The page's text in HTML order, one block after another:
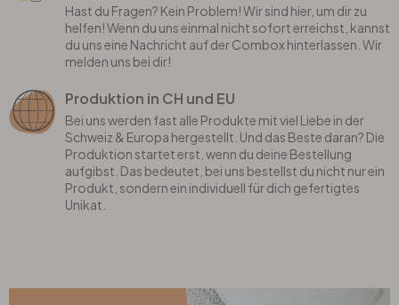
Hast du Fragen? Kein Problem! Wir sind hier, um dir zu
helfen! Wenn du uns einmal nicht sofort erreichst, kannst
du uns eine Nachricht auf der Combox hinterlassen. Wir
melden uns bei dir!
Produktion in CH und EU
Bei uns werden fast alle Produkte mit viel Liebe in der
Schweiz & Europa hergestellt. Und das Beste daran? Die
Produktion startet erst, wenn du deine Bestellung
aufgibst. Das bedeutet, bei uns bestellst du nicht nur ein
Produkt, sondern ein individuell für dich gefertigtes
Unikat.